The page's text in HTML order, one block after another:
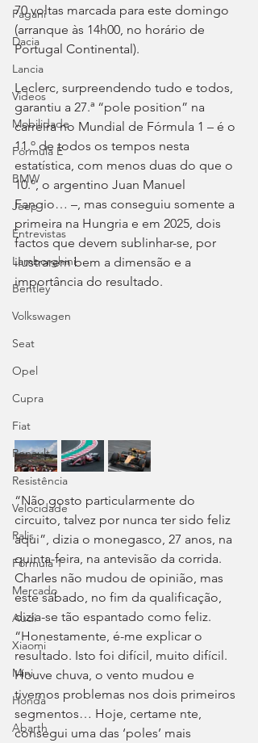
Pagani
Dacia
Lancia
Videos
Mobilidade
Fórmula E
BMW
Jeep
Entrevistas
Lamborghini
Bentley
Volkswagen
Seat
Opel
Cupra
Fiat
Renault
Resistência
Velocidade
Ralis
Fórmula 1
Mercado
Audi
Xiaomi
Mini
Honda
Abarth
70 voltas marcada para este domingo
(arranque às 14h00, no horário de
Portugal Continental).
Leclerc, surpreendendo tudo e todos,
garantiu a 27.ª “pole position” na
carreira no Mundial de Fórmula 1 – é o
11.º de todos os tempos nesta
estatística, com menos duas do que o
10.º, o argentino Juan Manuel
Fangio… –, mas conseguiu somente a
primeira na Hungria e em 2025, dois
factos que devem sublinhar-se, por
ilustrarem bem a dimensão e a
importância do resultado.
“Não gosto particularmente do
circuito, talvez por nunca ter sido feliz
aqui”, dizia o monegasco, 27 anos, na
quinta-feira, na antevisão da corrida.
Charles não mudou de opinião, mas
este sábado, no fim da qualificação,
dizia-se tão espantado como feliz.
“Honestamente, é-me explicar o
resultado. Isto foi difícil, muito difícil.
Houve chuva, o vento mudou e
tivemos problemas nos dois primeiros
segmentos… Hoje, certame nte,
consegui uma das ‘poles’ mais